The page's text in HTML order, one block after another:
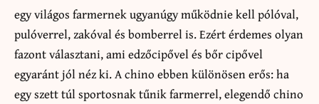
egy világos farmernek ugyanúgy működnie kell pólóval,
pulóverrel, zakóval és bomberrel is. Ezért érdemes olyan
fazont választani, ami edzőcipővel és bőr cipővel
egyaránt jól néz ki. A chino ebben különösen erős: ha
egy szett túl sportosnak tűnik farmerrel, elegendő chino